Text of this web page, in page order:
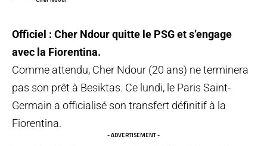
Officiel : Cher Ndour quitte le PSG et s’engage
avec la Fiorentina.
Comme attendu, Cher Ndour (20 ans) ne terminera
pas son prêt à Besiktas. Ce lundi, le Paris Saint-
Germain a officialisé son transfert définitif à la
Fiorentina.
- ADVERTISEMENT -